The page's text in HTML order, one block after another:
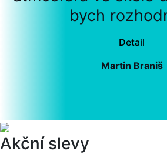
bych
Detail
Martin Braniš
Akční slevy